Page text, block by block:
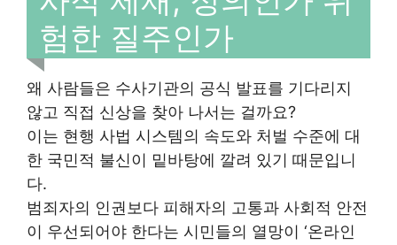
험한 질주인가
왜 사람들은 수사기관의 공식 발표를 기다리지
않고 직접 신상을 찾아 나서는 걸까요?
이는 현행 사법 시스템의 속도와 처벌 수준에 대
한 국민적 불신이 밑바탕에 깔려 있기 때문입니
다.
범죄자의 인권보다 피해자의 고통과 사회적 안전
이 우선되어야 한다는 시민들의 열망이 ‘온라인